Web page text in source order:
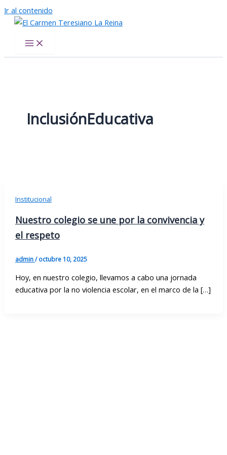
Ir al contenido
InclusiónEducativa
Institucional
Nuestro colegio se une por la convivencia y
el respeto
admin/octubre 10, 2025
Hoy, en nuestro colegio, llevamos a cabo una jornada
educativa por la no violencia escolar, en el marco de la […]